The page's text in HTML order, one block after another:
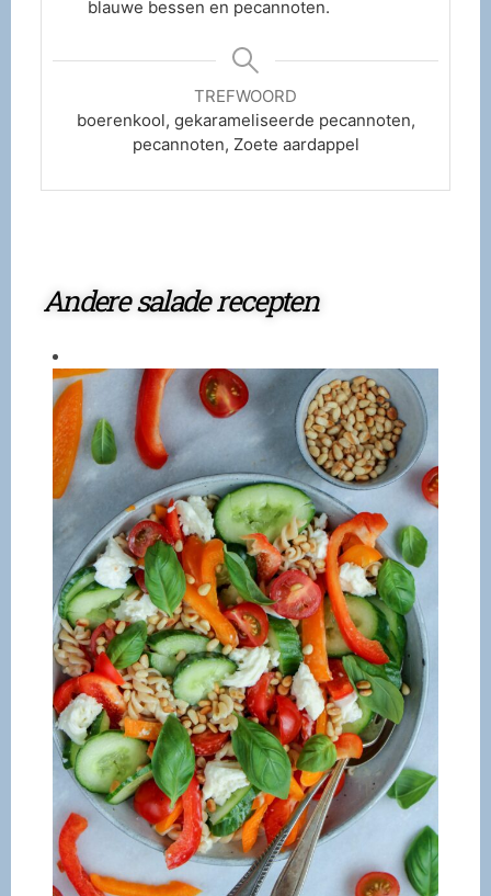
blauwe bessen en pecannoten.
TREFWOORD
boerenkool, gekarameliseerde pecannoten,
pecannoten, Zoete aardappel
Andere salade recepten